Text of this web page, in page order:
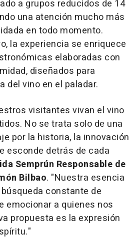
a grupos reducidos de 14
una atención mucho más
en todo momento.
la experiencia se enriquece
elaboradas con
diseñados para
del vino en el paladar.
visitantes vivan el vino
No se trata solo de una
por la historia, la innovación
esconde detrás de cada
Semprún Responsable de
Bilbao. "Nuestra esencia
constante de
emocionar a quienes nos
propuesta es la expresión